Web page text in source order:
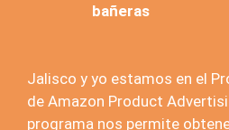
bañeras
Jalisco y yo estamos en el
de Amazon Product
programa nos permite